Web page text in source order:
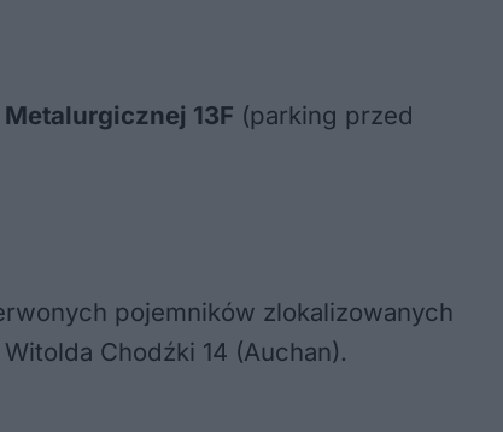
13F (parking przed
pojemników zlokalizowanych
Chodźki 14 (Auchan).